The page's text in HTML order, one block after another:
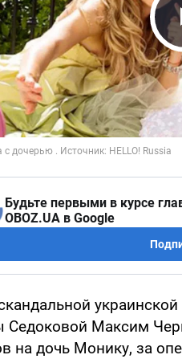
Будьте первыми в курсе
OBOZ.UA в Google
Седоковой Максим
на дочь Монику, за